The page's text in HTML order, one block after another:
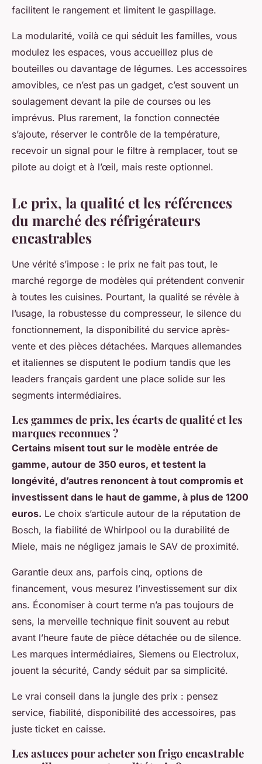
facilitent le rangement et limitent le gaspillage.
La modularité, voilà ce qui séduit les familles, vous
modulez les espaces, vous accueillez plus de
bouteilles ou davantage de légumes. Les accessoires
amovibles, ce n’est pas un gadget, c’est souvent un
soulagement devant la pile de courses ou les
imprévus. Plus rarement, la fonction connectée
s’ajoute, réserver le contrôle de la température,
recevoir un signal pour le filtre à remplacer, tout se
pilote au doigt et à l’œil, mais reste optionnel.
Le prix, la qualité et les références
du marché des réfrigérateurs
encastrables
Une vérité s’impose : le prix ne fait pas tout, le
marché regorge de modèles qui prétendent convenir
à toutes les cuisines. Pourtant, la qualité se révèle à
l’usage, la robustesse du compresseur, le silence du
fonctionnement, la disponibilité du service après-
vente et des pièces détachées. Marques allemandes
et italiennes se disputent le podium tandis que les
leaders français gardent une place solide sur les
segments intermédiaires.
Les gammes de prix, les écarts de qualité et les
marques reconnues ?
Certains misent tout sur le modèle entrée de
gamme, autour de 350 euros, et testent la
longévité, d’autres renoncent à tout compromis et
investissent dans le haut de gamme, à plus de 1200
euros. Le choix s’articule autour de la réputation de
Bosch, la fiabilité de Whirlpool ou la durabilité de
Miele, mais ne négligez jamais le SAV de proximité.
Garantie deux ans, parfois cinq, options de
financement, vous mesurez l’investissement sur dix
ans. Économiser à court terme n’a pas toujours de
sens, la merveille technique finit souvent au rebut
avant l’heure faute de pièce détachée ou de silence.
Les marques intermédiaires, Siemens ou Electrolux,
jouent la sécurité, Candy séduit par sa simplicité.
Le vrai conseil dans la jungle des prix : pensez
service, fiabilité, disponibilité des accessoires, pas
juste ticket en caisse.
Les astuces pour acheter son frigo encastrable